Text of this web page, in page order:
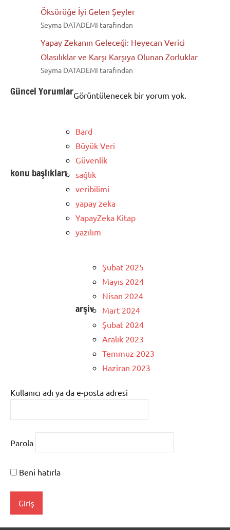
Öksürüğe İyi Gelen Şeyler
Seyma DATADEMI tarafından
Yapay Zekanın Geleceği: Heyecan Verici
Olasılıklar ve Karşı Karşıya Olunan Zorluklar
Seyma DATADEMI tarafından
Güncel YorumlarGörüntülenecek bir yorum yok.
konu başlıkları
Bard
Büyük Veri
Güvenlik
sağlık
veribilimi
yapay zeka
YapayZeka Kitap
yazılım
arşiv
Şubat 2025
Mayıs 2024
Nisan 2024
Mart 2024
Şubat 2024
Aralık 2023
Temmuz 2023
Haziran 2023
Kullanıcı adı ya da e-posta adresi
Parola
Beni hatırla